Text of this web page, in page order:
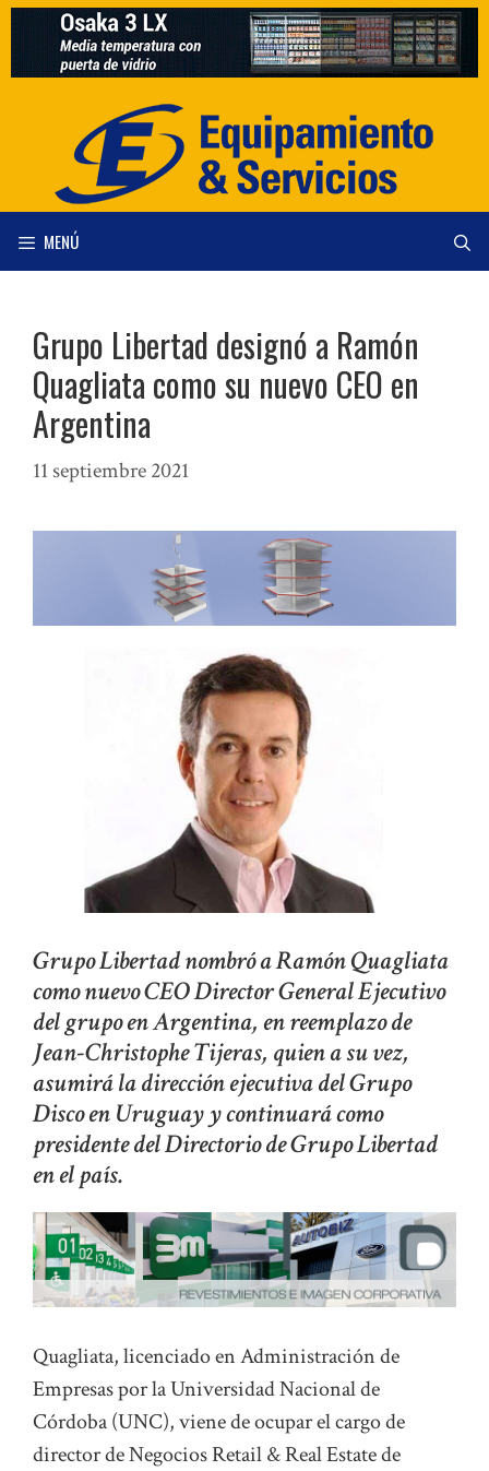
Saltar
contenido
MENÚ
Grupo Libertad designó a Ramón
Quagliata como su nuevo CEO en
Argentina
11 septiembre 2021
Grupo Libertad nombró a Ramón Quagliata
como nuevo CEO Director General Ejecutivo
del grupo en Argentina, en reemplazo de
Jean-Christophe Tijeras, quien a su vez,
asumirá la dirección ejecutiva del Grupo
Disco en Uruguay y continuará como
presidente del Directorio de Grupo Libertad
en el país.
Quagliata, licenciado en Administración de
Empresas por la Universidad Nacional de
Córdoba (UNC), viene de ocupar el cargo de
director de Negocios Retail & Real Estate de